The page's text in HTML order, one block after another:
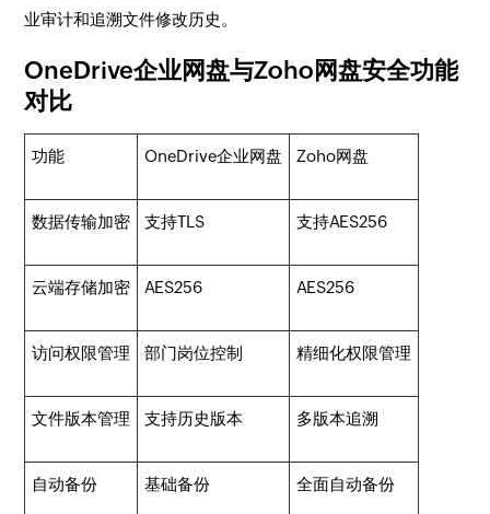
业审计和追溯文件修改历史。
OneDrive企业网盘与Zoho网盘安全功能
对比
功能 OneDrive企业网盘 Zoho网盘
数据传输加密 支持TLS 支持AES256
云端存储加密 AES256 AES256
访问权限管理 部门岗位控制 精细化权限管理
文件版本管理 支持历史版本 多版本追溯
自动备份 基础备份 全面自动备份